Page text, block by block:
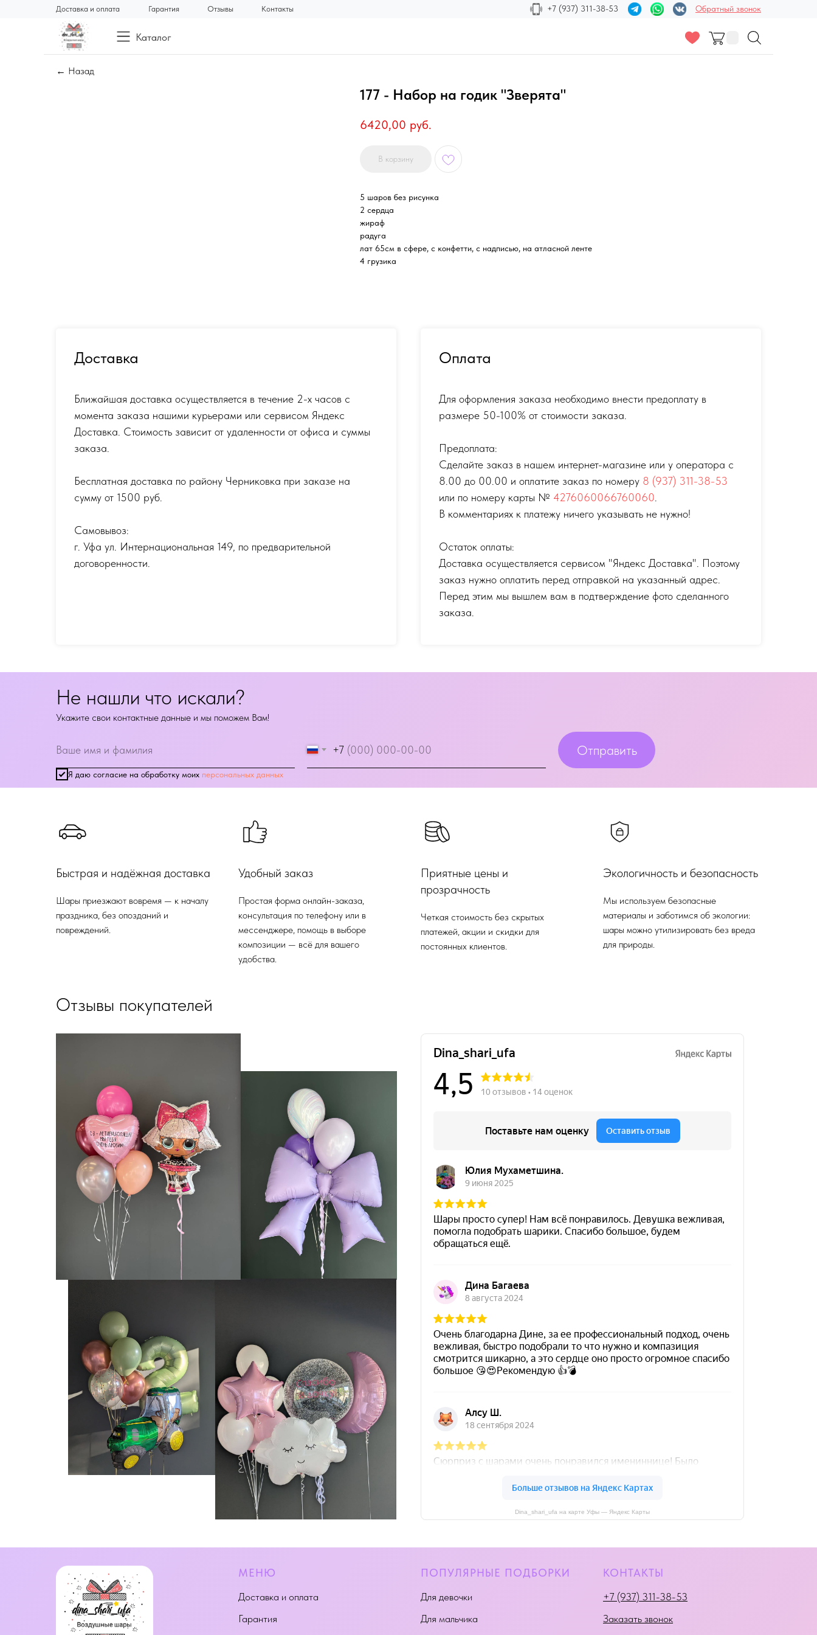
Отзывы Обратный звонок
+7 (937) 311-38-53
Контакты
Гарантия
Доставка и оплата
Каталог
← Назад
177 - Набор на годик "Зверята"
6420,00 руб.
В корзину
5 шаров без рисунка
2 сердца
жираф
радуга
лат 65см в сфере, с конфетти, с надписью, на атласной ленте
4 грузика
Доставка
Ближайшая доставка осуществляется в течение 2-х часов с
момента заказа нашими курьерами или сервисом Яндекс
Доставка. Стоимость зависит от удаленности от офиса и суммы
заказа.
Бесплатная доставка по району Черниковка при заказе на
сумму от 1500 руб.
Самовывоз:
г. Уфа ул. Интернациональная 149, по предварительной
договоренности.
Оплата
Для оформления заказа необходимо внести предоплату в
размере 50-100% от стоимости заказа.
Предоплата:
Сделайте заказ в нашем интернет-магазине или у оператора с
8.00 до 00.00 и оплатите заказ по номеру 8 (937) 311-38-53
или по номеру карты № 4276060066760060
В комментариях к платежу ничего указывать не нужно!
Остаток оплаты:
Доставка осуществляется сервисом "Яндекс Доставка". Поэтому
заказ нужно оплатить перед отправкой на указанный адрес.
Перед этим мы вышлем вам в подтверждение фото сделанного
заказа.
+7
Я даю согласие на обработку моих персональных данных
Отправить
Не нашли что искали?
Укажите свои контактные данные и мы поможем Вам!
Быстрая и надёжная доставка
Шары приезжают вовремя — к началу
праздника, без опозданий и
повреждений.
Удобный заказ
Простая форма онлайн-заказа,
консультация по телефону или в
мессенджере, помощь в выборе
композиции — всё для вашего
удобства.
Приятные цены и
прозрачность
Четкая стоимость без скрытых
платежей, акции и скидки для
постоянных клиентов.
Экологичность и безопасность
Мы используем безопасные
материалы и заботимся об экологии:
шары можно утилизировать без вреда
для природы.
Отзывы покупателей
Dina_shari_ufa на карте Уфы — Яндекс Карты
МЕНЮ
Доставка и оплата
Гарантия
ПОПУЛЯРНЫЕ ПОДБОРКИ
Для девочки
Для мальчика
КОНТАКТЫ
+7 (937) 311-38-53
Заказать звонок